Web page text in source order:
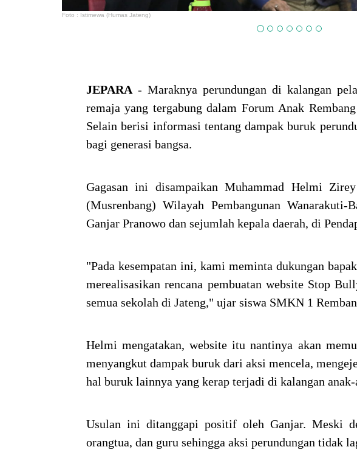
Foto : Istimewa (Humas Jateng)
JEPARA - Maraknya perundungan di kalangan
remaja yang tergabung dalam Forum Anak
Selain berisi informasi tentang dampak buruk
bagi generasi bangsa.
Gagasan ini disampaikan Muhammad Helmi
(Musrenbang) Wilayah Pembangunan
Ganjar Pranowo dan sejumlah kepala daerah, di
"Pada kesempatan ini, kami meminta dukungan
merealisasikan rencana pembuatan website Stop
semua sekolah di Jateng," ujar siswa SMKN 1
Helmi mengatakan, website itu nantinya akan
menyangkut dampak buruk dari aksi mencela,
hal buruk lainnya yang kerap terjadi di kalangan anak-
Usulan ini ditanggapi positif oleh Ganjar. Meski
orangtua, dan guru sehingga aksi perundungan tidak